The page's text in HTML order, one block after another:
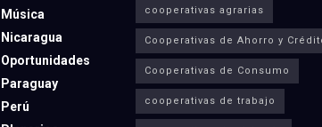
Música
Nicaragua
Oportunidades
Paraguay
Perú
cooperativas agrarias
Cooperativas de Ahorro y
Cooperativas de Consumo
cooperativas de trabajo